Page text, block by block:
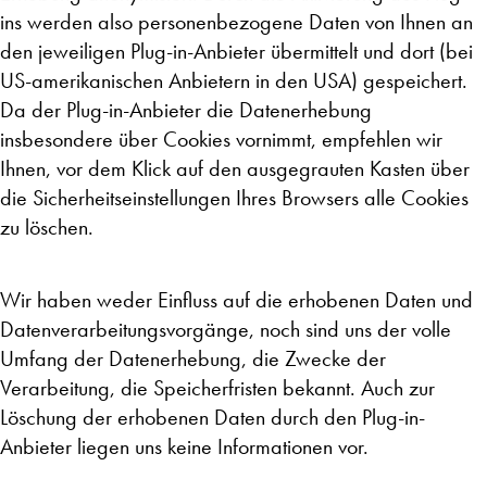
ins werden also personenbezogene Daten von Ihnen an
den jeweiligen Plug-in-Anbieter übermittelt und dort (bei
US-amerikanischen Anbietern in den USA) gespeichert.
Da der Plug-in-Anbieter die Datenerhebung
insbesondere über Cookies vornimmt, empfehlen wir
Ihnen, vor dem Klick auf den ausgegrauten Kasten über
die Sicherheitseinstellungen Ihres Browsers alle Cookies
zu löschen.
Wir haben weder Einfluss auf die erhobenen Daten und
Datenverarbeitungsvorgänge, noch sind uns der volle
Umfang der Datenerhebung, die Zwecke der
Verarbeitung, die Speicherfristen bekannt. Auch zur
Löschung der erhobenen Daten durch den Plug-in-
Anbieter liegen uns keine Informationen vor.